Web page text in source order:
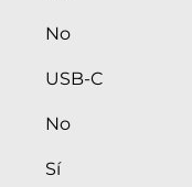
No
USB-C
No
Sí